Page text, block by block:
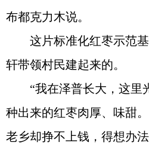
布都克力木说。
这片标准化红枣示范
轩带领村民建起来的。
“我在泽普长大，这里
种出来的红枣肉厚、味甜
老乡却挣不上钱，得想办